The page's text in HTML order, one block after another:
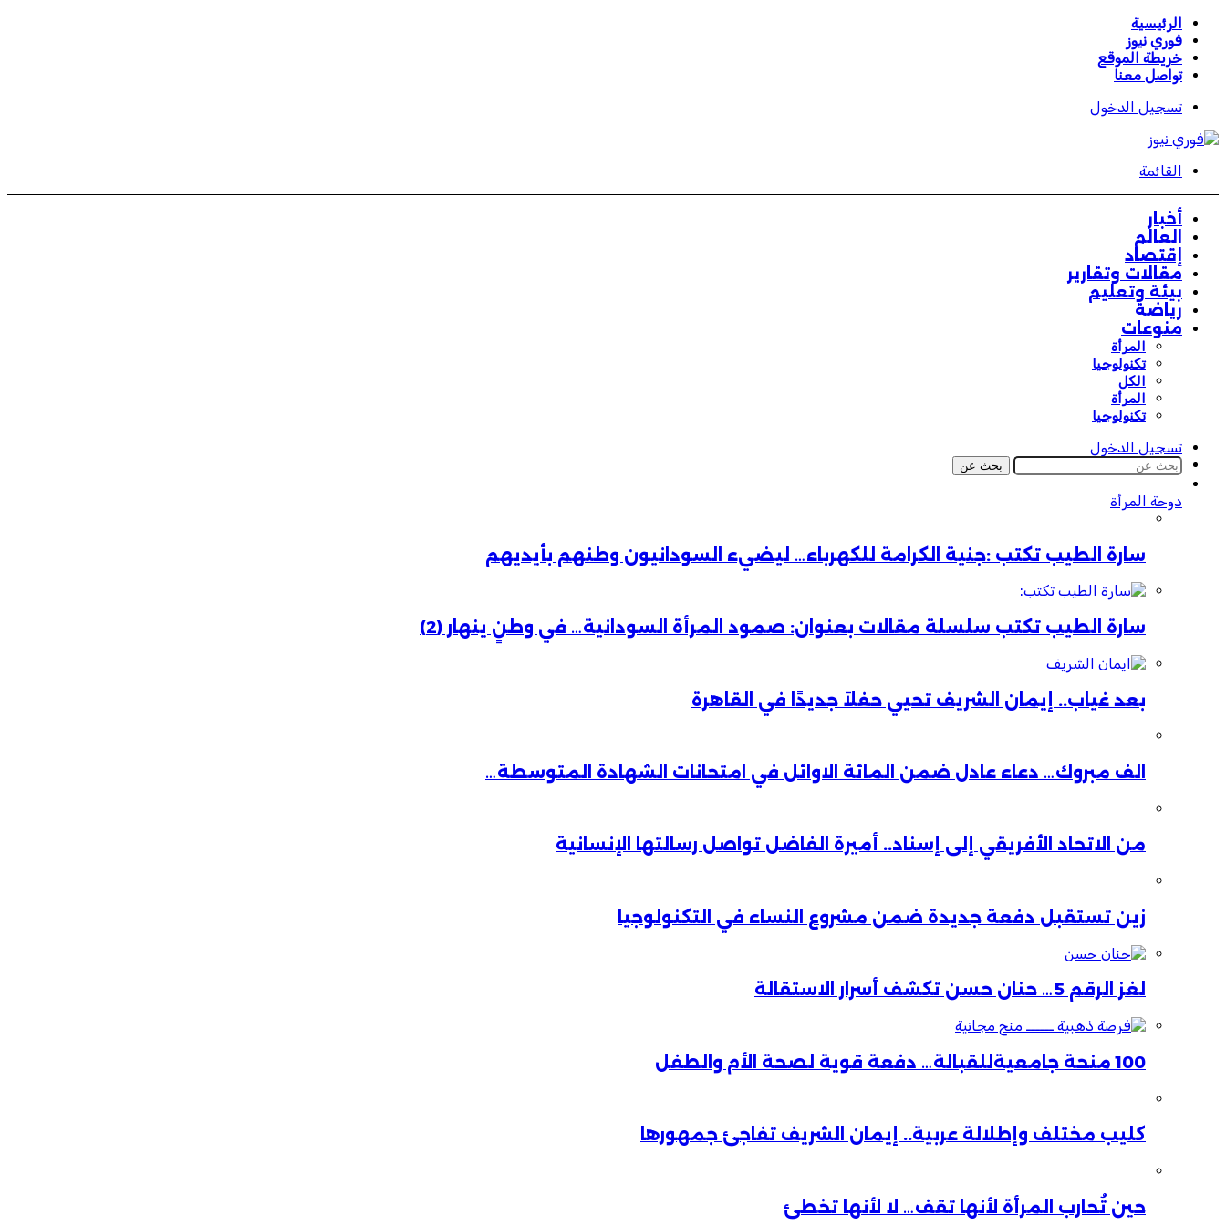
الرئيسية
فوري نيوز
خريطة الموقع
تواصل معنا
تسجيل الدخول
القائمة
أخبار
العالم
إقتصاد
مقالات وتقارير
بيئة وتعليم
رياضة
منوعات
المرأة
تكنولوجيا
الكل
المرأة
تكنولوجيا
تسجيل الدخول
بحث عن
دوحة المرأة
سارة الطيب تكتب :جنية الكرامة للكهرباء… ليضيء السودانيون وطنهم بأيديهم
سارة الطيب تكتب سلسلة مقالات بعنوان: صمود المرأة السودانية… في وطنٍ ينهار (2)
بعد غياب.. إيمان الشريف تحيي حفلاً جديدًا في القاهرة
الف مبروك… دعاء عادل ضمن المائة الاوائل في امتحانات الشهادة المتوسطة…
من الاتحاد الأفريقي إلى إسناد.. أميرة الفاضل تواصل رسالتها الإنسانية
زين تستقبل دفعة جديدة ضمن مشروع النساء في التكنولوجيا
لغز الرقم 5… حنان حسن تكشف أسرار الاستقالة
100 منحة جامعيةللقبالة… دفعة قوية لصحة الأم والطفل
كليب مختلف وإطلالة عربية.. إيمان الشريف تفاجئ جمهورها
حين تُحارب المرأة لأنها تقف… لا لأنها تخطئ